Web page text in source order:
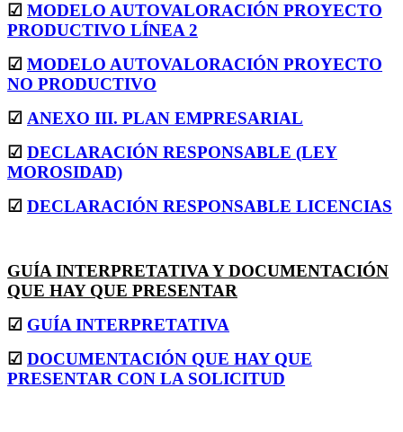
☑ MODELO AUTOVALORACIÓN PROYECTO
PRODUCTIVO LÍNEA 2
☑ MODELO AUTOVALORACIÓN PROYECTO
NO PRODUCTIVO
☑ ANEXO III. PLAN EMPRESARIAL
☑ DECLARACIÓN RESPONSABLE (LEY
MOROSIDAD)
☑ DECLARACIÓN RESPONSABLE LICENCIAS
GUÍA INTERPRETATIVA Y DOCUMENTACIÓN
QUE HAY QUE PRESENTAR
☑ GUÍA INTERPRETATIVA
☑ DOCUMENTACIÓN QUE HAY QUE
PRESENTAR CON LA SOLICITUD